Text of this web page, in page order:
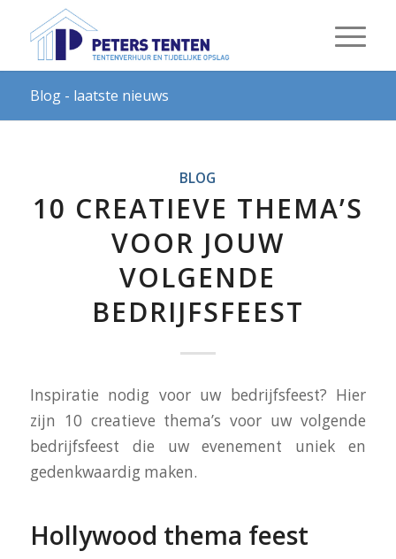
Blog - laatste nieuws
BLOG
10 CREATIEVE THEMA’S
VOOR JOUW
VOLGENDE
BEDRIJFSFEEST
Inspiratie nodig voor uw bedrijfsfeest? Hier
zijn 10 creatieve thema’s voor uw volgende
bedrijfsfeest die uw evenement uniek en
gedenkwaardig maken.
Hollywood thema feest